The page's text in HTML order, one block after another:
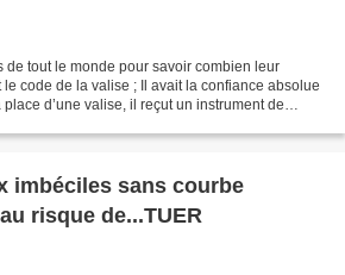
de tout le monde pour savoir combien leur
code de la valise ; Il avait la confiance absolue
d’une valise, il reçut un instrument de
imbéciles sans courbe
risque de...TUER